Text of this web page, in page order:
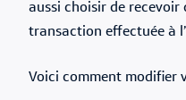
aussi choisir de
transaction effectuée à
Voici comment modifier